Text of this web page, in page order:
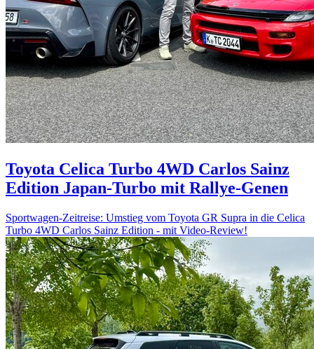
Toyota Celica Turbo 4WD Carlos Sainz
Edition Japan-Turbo mit Rallye-Genen
Sportwagen-Zeitreise: Umstieg vom Toyota GR Supra in die Celica
Turbo 4WD Carlos Sainz Edition - mit Video-Review!